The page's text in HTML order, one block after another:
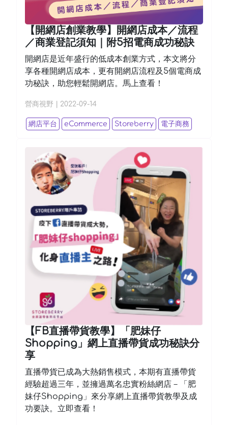
【開網店創業教學】開網店成本／流程
／商業登記須知｜附5招電商成功秘訣
開網店是近年盛行的低成本創業方式，本文將分
享各種開網店成本，更有開網店流程及5個電商成
功秘訣，助您輕鬆開網店。馬上查看！
營商視野 2022-09-14
網店平台 eCommerce Storeberry 電子商務
【FB直播帶貨教學】「肥妹仔
Shopping」網上直播帶貨成功秘訣分
享
直播帶貨已成為大熱銷售模式，本期有直播帶貨
經驗超過三年，並擁過萬名忠實粉絲網店－「肥
妹仔Shopping」來分享網上直播帶貨教學及成
功要訣。立即查看！